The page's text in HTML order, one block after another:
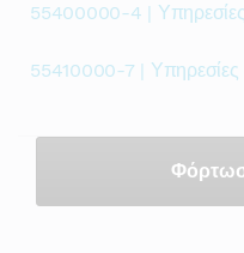
55400000-4 |
55410000-7 | Υπηρεσίες